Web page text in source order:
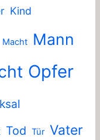
Kind
Macht Mann
Opfer
Tod Tür Vater